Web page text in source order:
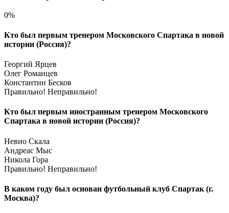
0%
Кто был первым тренером Московского Спартака в новой
истории (Россия)?
Георгий Ярцев
Олег Романцев
Константин Бесков
Правильно! Неправильно!
Кто был первым иностранным тренером Московского
Спартака в новой истории (Россия)?
Невио Скала
Андреас Мыс
Никола Гора
Правильно! Неправильно!
В каком году был основан футбольный клуб Спартак (г.
Москва)?